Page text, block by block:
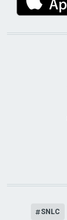
SNLC